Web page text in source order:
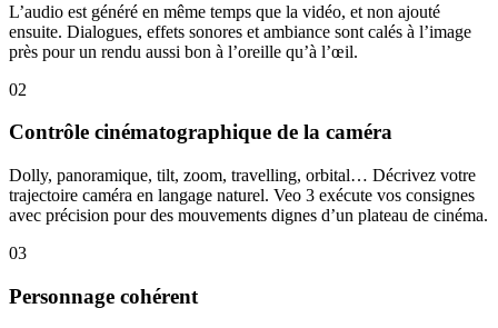
L’audio est généré en même temps que la vidéo, et non ajouté
ensuite. Dialogues, effets sonores et ambiance sont calés à l’image
près pour un rendu aussi bon à l’oreille qu’à l’œil.
02
Contrôle cinématographique de la caméra
Dolly, panoramique, tilt, zoom, travelling, orbital… Décrivez votre
trajectoire caméra en langage naturel. Veo 3 exécute vos consignes
avec précision pour des mouvements dignes d’un plateau de cinéma.
03
Personnage cohérent